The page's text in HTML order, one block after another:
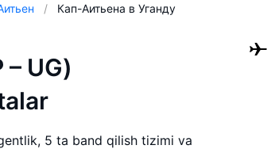
Кап-Аитьена в Уганду
UG)
5 ta band qilish tizimi va